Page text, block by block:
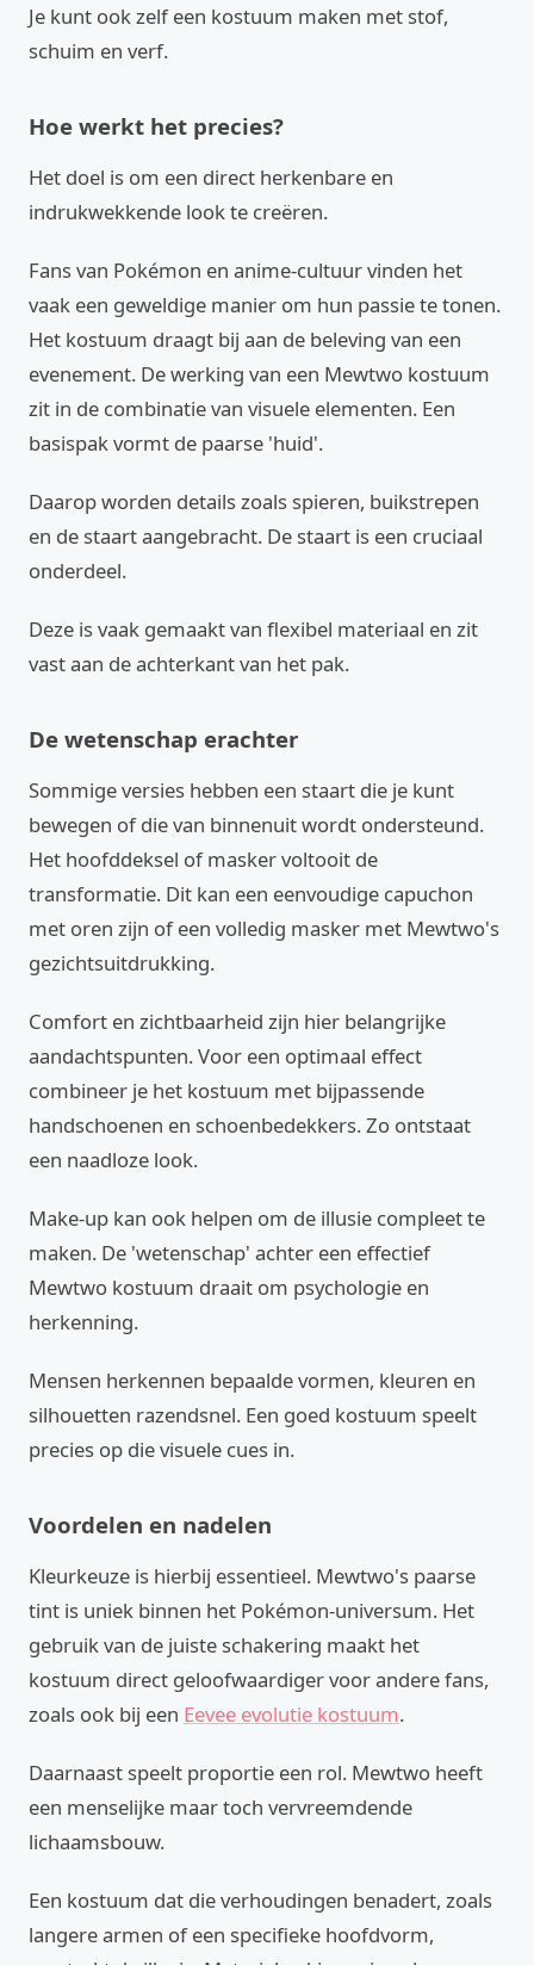
Je kunt ook zelf een kostuum maken met stof,
schuim en verf.
Hoe werkt het precies?
Het doel is om een direct herkenbare en
indrukwekkende look te creëren.
Fans van Pokémon en anime-cultuur vinden het
vaak een geweldige manier om hun passie te tonen.
Het kostuum draagt bij aan de beleving van een
evenement. De werking van een Mewtwo kostuum
zit in de combinatie van visuele elementen. Een
basispak vormt de paarse 'huid'.
Daarop worden details zoals spieren, buikstrepen
en de staart aangebracht. De staart is een cruciaal
onderdeel.
Deze is vaak gemaakt van flexibel materiaal en zit
vast aan de achterkant van het pak.
De wetenschap erachter
Sommige versies hebben een staart die je kunt
bewegen of die van binnenuit wordt ondersteund.
Het hoofddeksel of masker voltooit de
transformatie. Dit kan een eenvoudige capuchon
met oren zijn of een volledig masker met Mewtwo's
gezichtsuitdrukking.
Comfort en zichtbaarheid zijn hier belangrijke
aandachtspunten. Voor een optimaal effect
combineer je het kostuum met bijpassende
handschoenen en schoenbedekkers. Zo ontstaat
een naadloze look.
Make-up kan ook helpen om de illusie compleet te
maken. De 'wetenschap' achter een effectief
Mewtwo kostuum draait om psychologie en
herkenning.
Mensen herkennen bepaalde vormen, kleuren en
silhouetten razendsnel. Een goed kostuum speelt
precies op die visuele cues in.
Voordelen en nadelen
Kleurkeuze is hierbij essentieel. Mewtwo's paarse
tint is uniek binnen het Pokémon-universum. Het
gebruik van de juiste schakering maakt het
kostuum direct geloofwaardiger voor andere fans,
zoals ook bij een Eevee evolutie kostuum.
Daarnaast speelt proportie een rol. Mewtwo heeft
een menselijke maar toch vervreemdende
lichaamsbouw.
Een kostuum dat die verhoudingen benadert, zoals
langere armen of een specifieke hoofdvorm,